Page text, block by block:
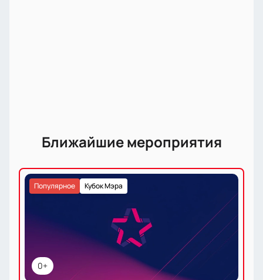
Ближайшие мероприятия
0+
Кубок Мэра
Популярное